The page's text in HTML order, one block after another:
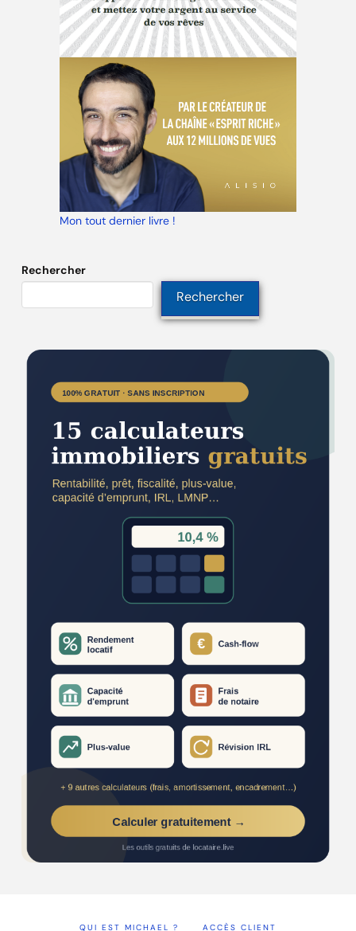
Mon tout dernier livre !
Rechercher
Rechercher
QUI EST MICHAEL ? ACCÈS CLIENT